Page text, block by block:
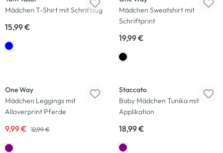
Mädchen T-Shirt mit Schriftzug
15,99 €
Mädchen Sweatshirt mit
Schriftprint
19,99 €
One Way
Mädchen Leggings mit
Alloverprint Pferde
9,99 € 12,99 €
Staccato
Baby Mädchen Tunika mit
Applikation
18,99 €
-13